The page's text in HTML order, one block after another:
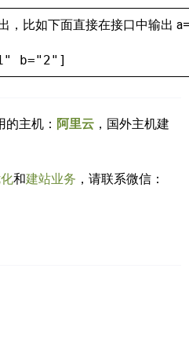
，比如下面直接在接口中输出
b="2"]
主机： 阿里云 ，国外主机建
和建站业务 ，请联系微信：